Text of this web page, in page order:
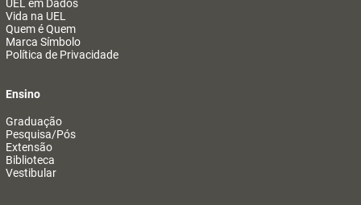
UEL em Dados
Vida na UEL
Quem é Quem
Marca Símbolo
Política de Privacidade
Ensino
Graduação
Pesquisa/Pós
Extensão
Biblioteca
Vestibular